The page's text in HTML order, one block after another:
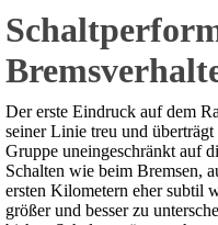
Der erste Eindruck auf dem
seiner Linie treu und
Gruppe uneingeschränkt auf
Schalten wie beim Bremsen,
ersten Kilometern eher subtil
größer und besser zu